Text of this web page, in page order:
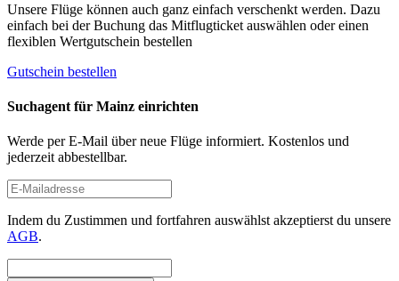
Unsere Flüge können auch ganz einfach verschenkt werden. Dazu
einfach bei der Buchung das Mitflugticket auswählen oder einen
flexiblen Wertgutschein bestellen
Gutschein bestellen
Suchagent für Mainz einrichten
Werde per E-Mail über neue Flüge informiert. Kostenlos und
jederzeit abbestellbar.
Indem du Zustimmen und fortfahren auswählst akzeptierst du unsere
AGB.